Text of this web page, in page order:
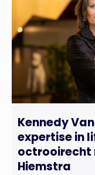
Kennedy
expertise in
octrooirecht
Hiemstra